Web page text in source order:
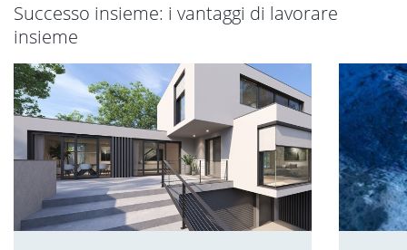
Successo insieme: i vantaggi di lavorare
insieme